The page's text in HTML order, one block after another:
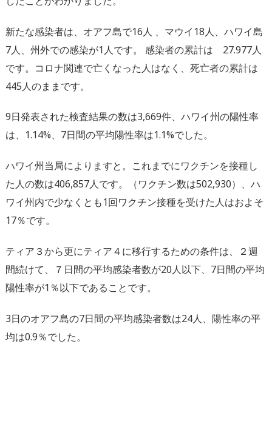
新たな感染者は、オアフ島で16人 、マウイ18人、ハワイ島
7人、州外での感染が1人です。 感染者の累計は 27.977人
です。コロナ関連で亡くなった人はなく、死亡者の累計は
445人のままです。
9日発表された検査結果の数は3,669件、ハワイ州の陽性率
は、1.14%、7日間の平均陽性率は1.1%でした。
ハワイ州当局によりますと。これまでにワクチンを接種し
た人の数は406,857人です。（ワクチン数は502,930）、ハ
ワイ州内で少なくとも1回ワクチン接種を受けた人はおよそ
17％です。
ティア３から更にティア４に移行するための条件は、２週
間続けて、７日間の平均感染者数が20人以下、7日間の平均
陽性率が1％以下であることです。
3日のオアフ島の7日間の平均感染者数は24人、陽性率の平
均は0.9％でした。